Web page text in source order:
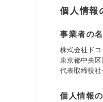
個人情報
事業者の
株式会社ド
東京都中央
代表取締役
個人情報